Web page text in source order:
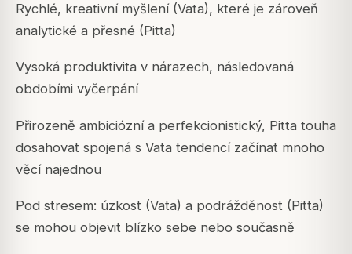
Rychlé, kreativní myšlení (Vata), které je zároveň
analytické a přesné (Pitta)
Vysoká produktivita v nárazech, následovaná
obdobími vyčerpání
Přirozeně ambiciózní a perfekcionistický, Pitta touha
dosahovat spojená s Vata tendencí začínat mnoho
věcí najednou
Pod stresem: úzkost (Vata) a podrážděnost (Pitta)
se mohou objevit blízko sebe nebo současně